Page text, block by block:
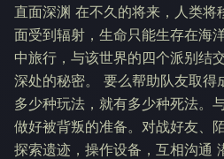
直面深渊 在不久的将来，人类将
面受到辐射，生命只能生存在海
中旅行，与该世界的四个派别结
深处的秘密。 要么帮助队友取得
多少种玩法，就有多少种死法。
做好被背叛的准备。对战好友、
探索遗迹，操作设备，互相沟通